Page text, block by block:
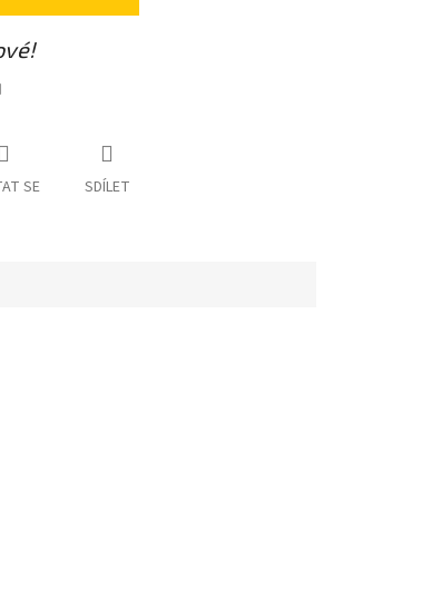
SE SDÍLET